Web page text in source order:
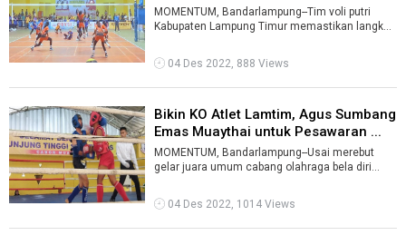
MOMENTUM, Bandarlampung--Tim voli putri
Kabupaten Lampung Timur memastikan langkah
04 Des 2022, 888 Views
Bikin KO Atlet Lamtim, Agus Sumbang
Emas Muaythai untuk Pesawaran ...
MOMENTUM, Bandarlampung--Usai merebut
gelar juara umum cabang olahraga bela diri
...
04 Des 2022, 1014 Views